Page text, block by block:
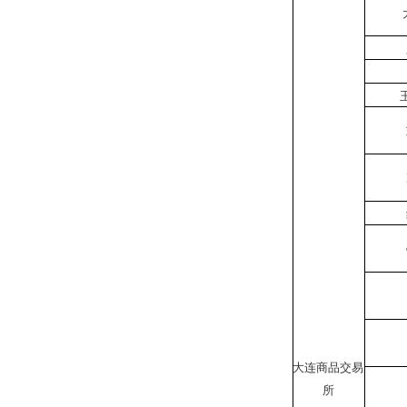
大连商品交易
所